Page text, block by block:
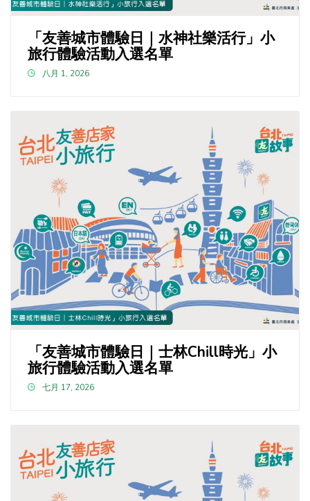
「友善城市體驗日｜水神社樂活行」小
旅行體驗活動入選名單
八月 1, 2026
「友善城市體驗日｜士林Chill時光」小
旅行體驗活動入選名單
七月 17, 2026